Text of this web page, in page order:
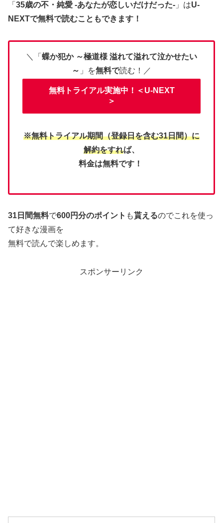
「 35歳の不・純愛 -あなたが恋しいだけだった- 」はU-
NEXTで無料で読むこともできます！
＼「 蝶か犯か ～極道様 溢れて溢れて泣かせたい
～ 」を無料で読む！／
無料トライアル実施中！＜U-NEXT
＞
※無料トライアル期間（登録日を含む31日間）に
解約をすれば、
料金は無料です！
31日間無料で600円分のポイント も貰えるのでこれを使っ
て好きな漫画を
無料で読んで楽しめます。
スポンサーリンク